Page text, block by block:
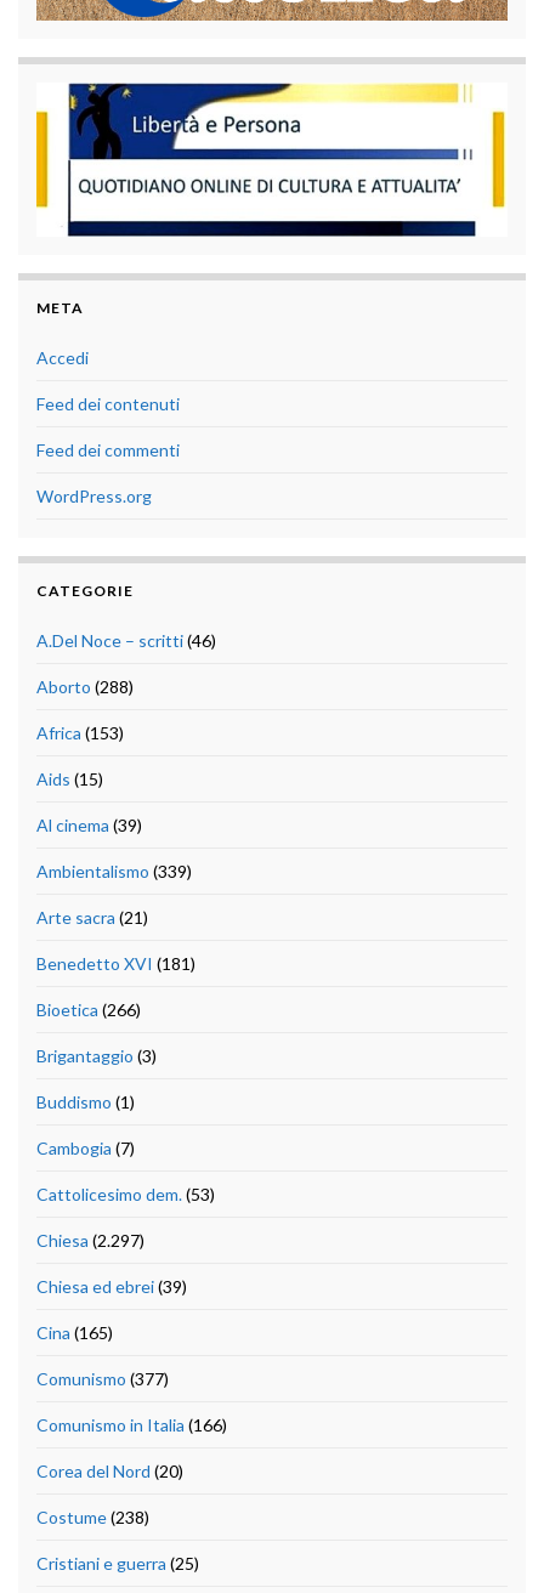
META
Accedi
Feed dei contenuti
Feed dei commenti
WordPress.org
CATEGORIE
A.Del Noce – scritti(46)
Aborto (288)
Africa (153)
Aids (15)
Al cinema (39)
Ambientalismo (339)
Arte sacra (21)
Benedetto XVI (181)
Bioetica (266)
Brigantaggio (3)
Buddismo (1)
Cambogia (7)
Cattolicesimo dem.(53)
Chiesa (2.297)
Chiesa ed ebrei(39)
Cina (165)
Comunismo (377)
Comunismo in Italia (166)
Corea del Nord (20)
Costume(238)
Cristiani e guerra (25)